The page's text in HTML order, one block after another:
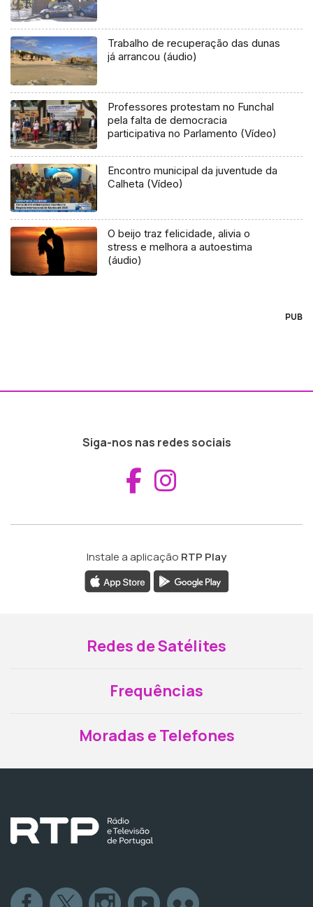
Trabalho de recuperação das dunas
já arrancou (áudio)
Professores protestam no Funchal
pela falta de democracia
participativa no Parlamento (Vídeo)
Encontro municipal da juventude da
Calheta (Vídeo)
O beijo traz felicidade, alivia o
stress e melhora a autoestima
(áudio)
PUB
Siga-nos nas redes sociais
Aceder ao
Instale a aplicação RTP Play
Redes de Satélites
Frequências
Moradas e Telefones